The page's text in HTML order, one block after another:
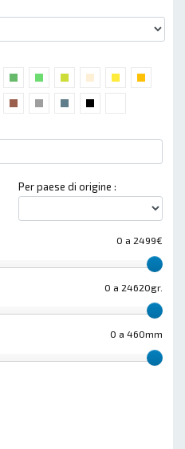
Per paese di origine :
0 a 2499€
0 a 24620gr.
0 a 460mm